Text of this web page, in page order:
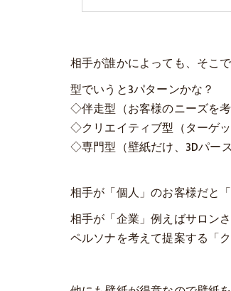
相手が誰かによっても、そこ
型でいうと3パターンかな？
◇伴走型（お客様のニーズを考
◇クリエイティブ型（ターゲ
◇専門型（壁紙だけ、3Dパー
相手が「個人」のお客様だと
相手が「企業」例えばサロン
ペルソナを考えて提案する「